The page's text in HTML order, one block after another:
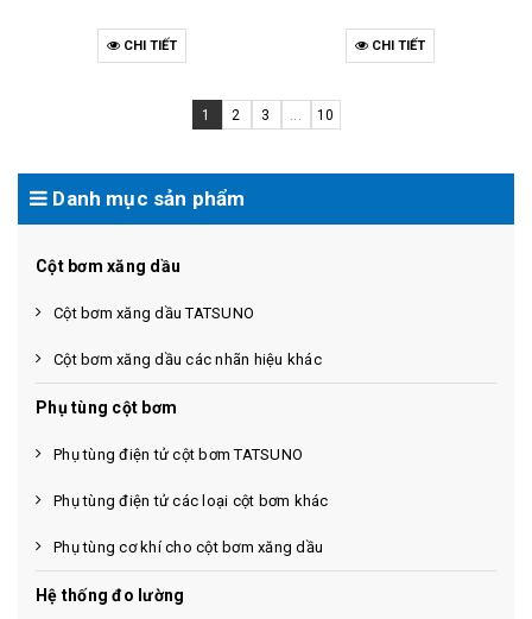
CHI TIẾT CHI TIẾT
1 2 3 ... 10
Danh mục sản phẩm
Cột bơm xăng dầu
Cột bơm xăng dầu TATSUNO
Cột bơm xăng dầu các nhãn hiệu khác
Phụ tùng cột bơm
Phụ tùng điện tử cột bơm TATSUNO
Phụ tùng điện tử các loại cột bơm khác
Phụ tùng cơ khí cho cột bơm xăng dầu
Hệ thống đo lường